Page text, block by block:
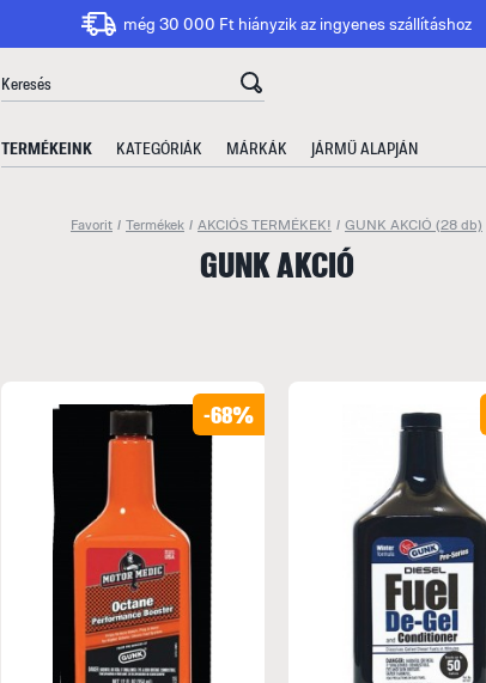
még 30 000 Ft hiányzik az ingyenes szállításhoz
TERMÉKEINK KATEGÓRIÁK MÁRKÁK JÁRMŰ ALAPJÁN
Favorit / Termékek / AKCIÓS TERMÉKEK! / GUNK AKCIÓ (28 db)
GUNK AKCIÓ
-68%